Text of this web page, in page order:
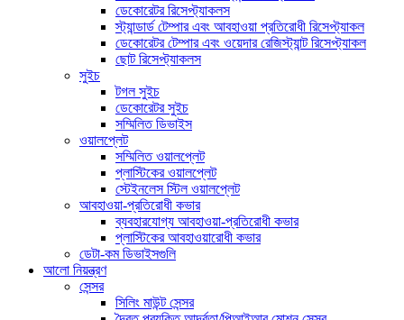
ডেকোরেটর রিসেপ্ট্যাকলস
স্ট্যান্ডার্ড টেম্পার এবং আবহাওয়া প্রতিরোধী রিসেপ্ট্যাকল
ডেকোরেটর টেম্পার এবং ওয়েদার রেজিস্ট্যান্ট রিসেপ্ট্যাকল
ছোট রিসেপ্ট্যাকলস
সুইচ
টগল সুইচ
ডেকোরেটর সুইচ
সম্মিলিত ডিভাইস
ওয়ালপ্লেট
সম্মিলিত ওয়ালপ্লেট
প্লাস্টিকের ওয়ালপ্লেট
স্টেইনলেস স্টিল ওয়ালপ্লেট
আবহাওয়া-প্রতিরোধী কভার
ব্যবহারযোগ্য আবহাওয়া-প্রতিরোধী কভার
প্লাস্টিকের আবহাওয়ারোধী কভার
ডেটা-কম ডিভাইসগুলি
আলো নিয়ন্ত্রণ
সেন্সর
সিলিং মাউন্ট সেন্সর